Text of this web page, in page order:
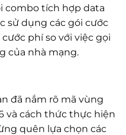
combo tích hợp data
sử dụng các gói cước
phí so với việc gọi
của nhà mạng.
đã nắm rõ mã vùng
và cách thức thực hiện
quên lựa chọn các